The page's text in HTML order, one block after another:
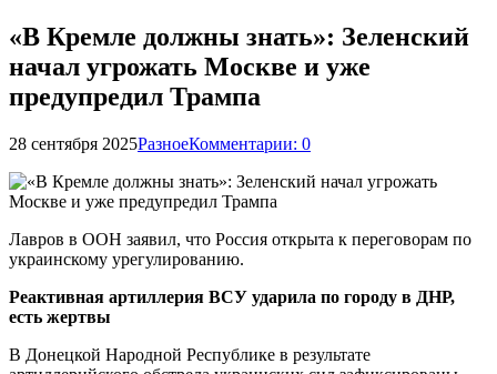
«В Кремле должны знать»: Зеленский
начал угрожать Москве и уже
предупредил Трампа
28 сентября 2025РазноеКомментарии: 0
Лавров в ООН заявил, что Россия открыта к переговорам по
украинскому урегулированию.
Реактивная артиллерия ВСУ ударила по городу в ДНР,
есть жертвы
В Донецкой Народной Республике в результате